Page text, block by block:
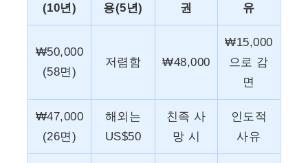
(10년)
용(5년)
권
유
₩50,000
(58면)
저렴함 ₩48,000
₩15,000
으로 감
면
₩47,000
(26면)
해외는
US$50
친족 사
망 시
인도적
사유